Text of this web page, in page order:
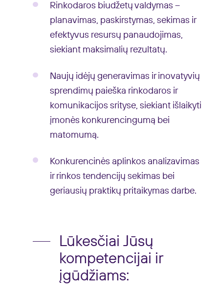
Rinkodaros biudžetų valdymas –
planavimas, paskirstymas, sekimas ir
efektyvus resursų panaudojimas,
siekiant maksimalių rezultatų.
Naujų idėjų generavimas ir inovatyvių
sprendimų paieška rinkodaros ir
komunikacijos srityse, siekiant išlaikyti
įmonės konkurencingumą bei
matomumą.
Konkurencinės aplinkos analizavimas
ir rinkos tendencijų sekimas bei
geriausių praktikų pritaikymas darbe.
Lūkesčiai Jūsų
kompetencijai ir
įgūdžiams: